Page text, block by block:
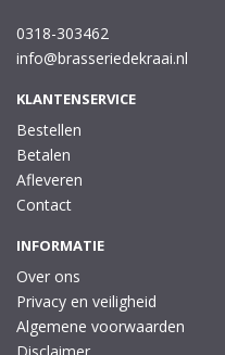
0318-303462
info@brasseriedekraai.nl
KLANTENSERVICE
Bestellen
Betalen
Afleveren
Contact
INFORMATIE
Over ons
Privacy en veiligheid
Algemene voorwaarden